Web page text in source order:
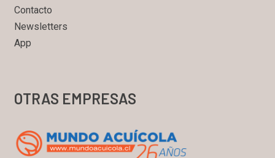
Contacto
Newsletters
App
OTRAS EMPRESAS